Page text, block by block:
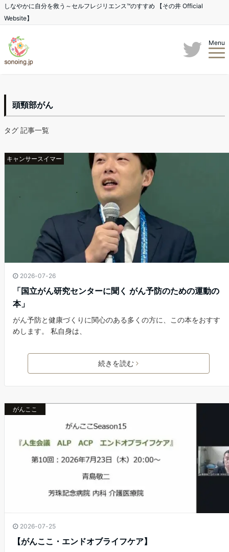
しなやかに自分を救う～セルフレジリエンス™のすすめ 【その井 Official
Website】
Menu
頭頸部がん
タグ 記事一覧
キャンサースイマー
2026-07-26
「国立がん研究センターに聞く がん予防のための運動の
本」
がん予防と健康づくりに関心のある多くの方に、この本をおすす
めします。 私自身は、
続きを読む
がんここ
2026-07-25
【がんここ・エンドオブライフケア】